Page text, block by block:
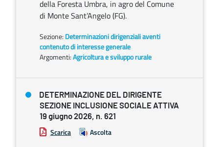
della Foresta Umbra, in agro del Comune
di Monte Sant’Angelo (FG).
Sezione: Determinazioni dirigenziali aventi
contenuto di interesse generale
Argomenti:Agricoltura e sviluppo rurale
DETERMINAZIONE DEL DIRIGENTE
SEZIONE INCLUSIONE SOCIALE ATTIVA
19 giugno 2026, n. 621
Scarica Ascolta